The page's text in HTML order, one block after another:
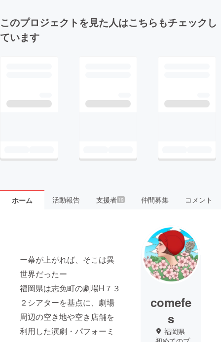
このプロジェクトを見た人はこちらもチェックし
ています
ホーム 活動報告 支援者 19 仲間募集 コメント
ー幕が上がれば、そこは異
世界だったー
福岡県は志免町の劇場H７３
２シアターを基点に、劇場
周辺の空き地や空き店舗を
利用した演劇・パフォーミ
comefe
s
福岡県